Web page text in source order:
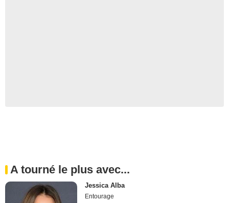
A tourné le plus avec...
Jessica Alba
Entourage